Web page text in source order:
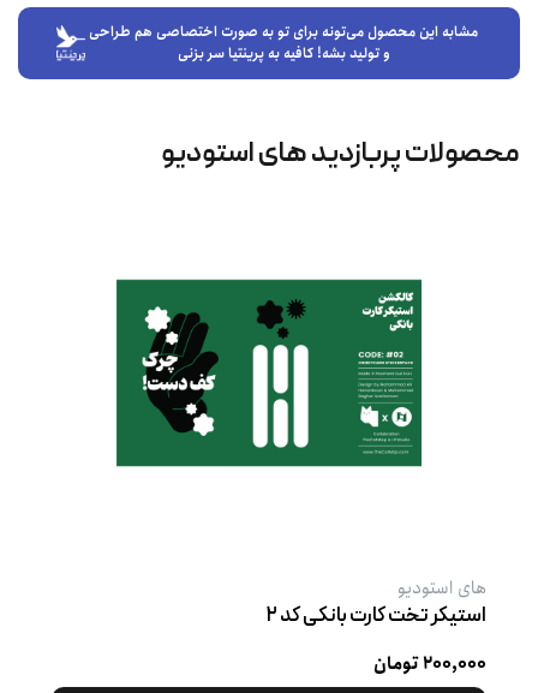
مشابه این محصول می‌تونه برای تو به صورت اختصاصی هم طراحی
و تولید بشه! کافیه به پرینتیا سر بزنی
محصولات پربازدید های استودیو
های استودیو
استیکر تخت کارت بانکی کد ۲
۲۰۰,۰۰۰ تومان